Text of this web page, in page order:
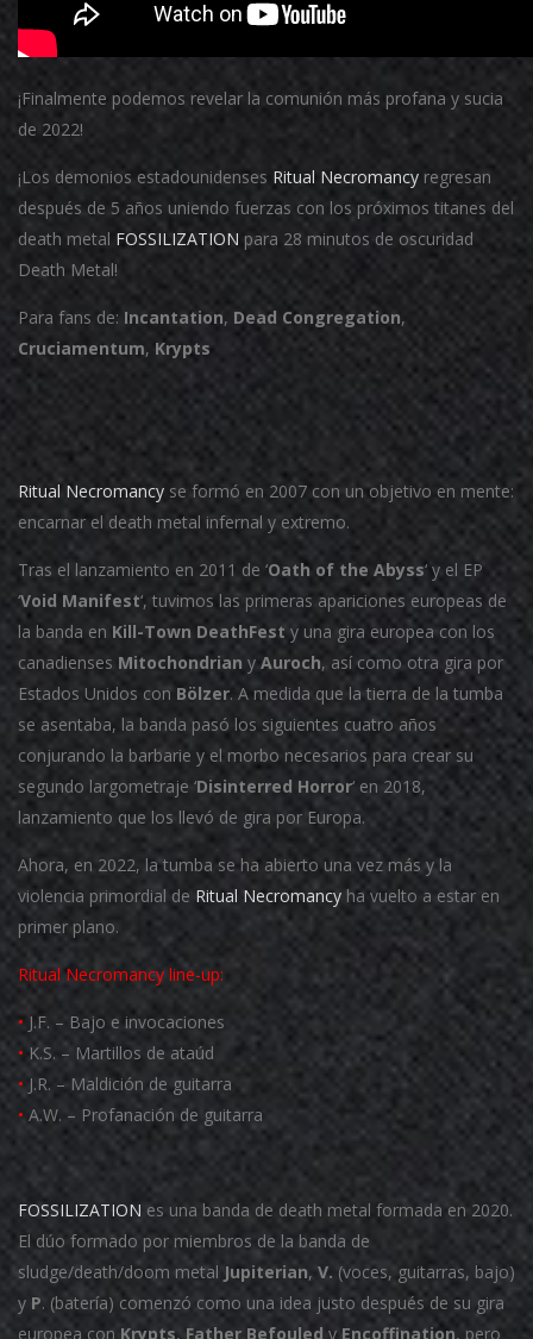
¡Finalmente podemos revelar la comunión más profana y sucia
de 2022!
¡Los demonios estadounidenses Ritual Necromancy regresan
después de 5 años uniendo fuerzas con los próximos titanes del
death metal FOSSILIZATION para 28 minutos de oscuridad
Death Metal!
Para fans de: Incantation, Dead Congregation,
Cruciamentum, Krypts
Ritual Necromancy se formó en 2007 con un objetivo en mente:
encarnar el death metal infernal y extremo.
Tras el lanzamiento en 2011 de ‘Oath of the Abyss‘ y el EP
‘Void Manifest‘, tuvimos las primeras apariciones europeas de
la banda en Kill-Town DeathFest y una gira europea con los
canadienses Mitochondrian yAuroch, así como otra gira por
Estados Unidos con Bölzer. A medida que la tierra de la tumba
se asentaba, la banda pasó los siguientes cuatro años
conjurando la barbarie y el morbo necesarios para crear su
segundo largometraje ‘Disinterred Horror‘ en 2018,
lanzamiento que los llevó de gira por Europa.
Ahora, en 2022, la tumba se ha abierto una vez más y la
violencia primordial de Ritual Necromancy ha vuelto a estar en
primer plano.
Ritual Necromancy line-up:
• J.F. – Bajo e invocaciones
• K.S. – Martillos de ataúd
• J.R. – Maldición de guitarra
• A.W. – Profanación de guitarra
FOSSILIZATION es una banda de death metal formada en 2020.
El dúo formado por miembros de la banda de
sludge/death/doom metal Jupiterian, V. (voces, guitarras, bajo)
y P. (batería) comenzó como una idea justo después de su gira
europea con Krypts, Father Befouled y Encoffination, pero